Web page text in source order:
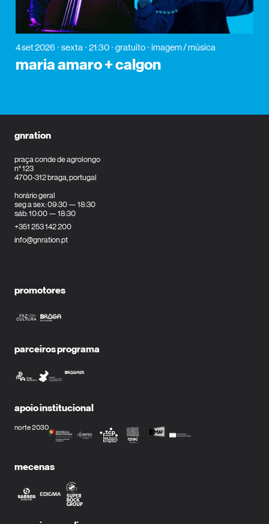
4 set 2026 sexta 21:30 gratuito imagem / música
maria amaro + calgon
gnration
praça conde de agrolongo
n° 123
4700-312 braga, portugal
horário geral
seg a sex: 09:30 — 18:30
sáb: 10:00 — 18:30
+351 253 142 200
info@gnration.pt
promotores
parceiros programa
apoio institucional
norte 2030
mecenas